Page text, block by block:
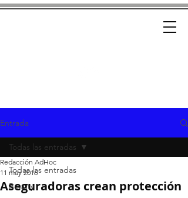
Entrada
Todas las entradas
Beauty
Todas las entradas
Aseguradoras crean protección
Redacción AdHoc
11 may 2016